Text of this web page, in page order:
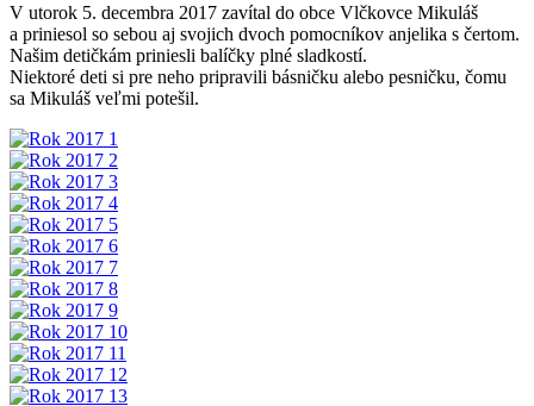
V utorok 5. decembra 2017 zavítal do obce Vlčkovce Mikuláš
a priniesol so sebou aj svojich dvoch pomocníkov anjelika s čertom.
Našim detičkám priniesli balíčky plné sladkostí.
Niektoré deti si pre neho pripravili básničku alebo pesničku, čomu
sa Mikuláš veľmi potešil.